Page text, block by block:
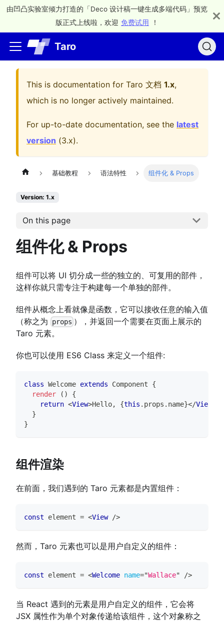
由凹凸实验室倾力打造的「Deco 设计稿一键生成多端代码」预览
版正式上线啦，欢迎 免费试用 ！
Taro
This is documentation for Taro 文档 1.x,
which is no longer actively maintained.
For up-to-date documentation, see the latest
version (3.x).
基础教程 语法特性 组件化 & Props
Version: 1.x
On this page
组件化 & Props
组件可以将 UI 切分成一些的独立的、可复用的部件，
这样你就只需专注于构建每一个单独的部件。
组件从概念上看就像是函数，它可以接收任意的输入值
（称之为
props ），并返回一个需要在页面上展示的
Taro 元素。
你也可以使用 ES6 Class 来定义一个组件:
class Welcome extends Component
{
render
( )
{
return <View>Hello, {this . props . name}</View
}
}
组件渲染
在前面，我们遇到的 Taro 元素都是内置组件：
const element = <View />
然而，Taro 元素也可以是用户自定义的组件：
const element = <Welcome name="Wallace" />
当 React 遇到的元素是用户自定义的组件，它会将
JSX 属性作为单个对象传递给该组件，这个对象称之